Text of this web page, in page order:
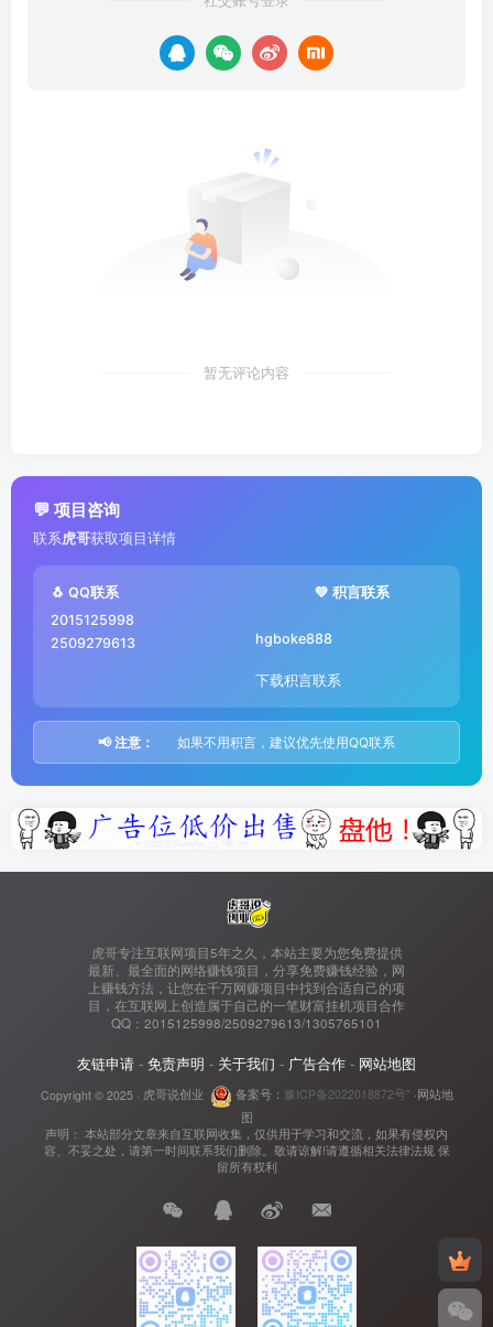
暂无评论内容
💬 项目咨询
联系 虎哥获取项目详情
🐧 QQ联系
2015125998
2509279613
💚 积言联系
hgboke888
下载积言联系
📢 注意： 如果不用积言，建议优先使用QQ联系
虎哥专注互联网项目5年之久，本站主要为您免费提供
最新、最全面的网络赚钱项目，分享免费赚钱经验，网
上赚钱方法，让您在千万网赚项目中找到合适自己的项
目，在互联网上创造属于自己的一笔财富挂机项目合作
QQ：2015125998/2509279613/1305765101
友链申请 - 免责声明 - 关于我们 - 广告合作 - 网站地图
Copyright © 2025 · 虎哥说创业 备案号： 豫ICP备2022018872号" ·网站地
图
声明： 本站部分文章来自互联网收集，仅供用于学习和交流，如果有侵权内
容、不妥之处，请第一时间联系我们删除。敬请谅解!请遵循相关法律法规 保
留所有权利